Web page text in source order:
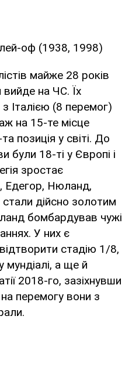
оф (1938, 1998)
майже 28 років
вийде на ЧС. Їх
з Італією (8 перемог)
на 15-те місце
позиція у світі. До
були 18-ті у Європі і
зростає
Едегор, Нюланд,
стали дійсно золотим
бомбардував чужі
У них є
стадію 1/8,
мундіалі, а ще й
2018-го, зазіхнувши
перемогу вони з